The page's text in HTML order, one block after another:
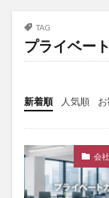
TAG
プライベー
新着順 人気順
会